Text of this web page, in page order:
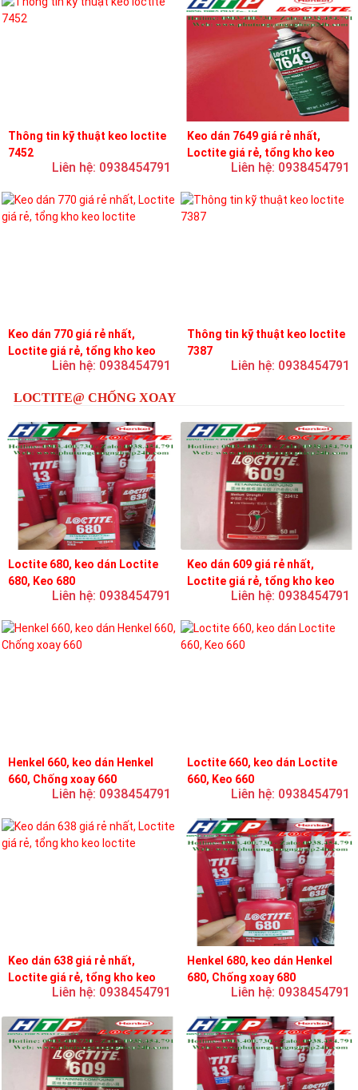
Thông tin kỹ thuật keo loctite
7452
Liên hệ: 0938454791
Keo dán 7649 giá rẻ nhất,
Loctite giá rẻ, tổng kho keo
Liên hệ: 0938454791
Keo dán 770 giá rẻ nhất,
Loctite giá rẻ, tổng kho keo
Liên hệ: 0938454791
Thông tin kỹ thuật keo loctite
7387
Liên hệ: 0938454791
LOCTITE@ CHỐNG XOAY
Loctite 680, keo dán Loctite
680, Keo 680
Liên hệ: 0938454791
Keo dán 609 giá rẻ nhất,
Loctite giá rẻ, tổng kho keo
Liên hệ: 0938454791
Henkel 660, keo dán Henkel
660, Chống xoay 660
Liên hệ: 0938454791
Loctite 660, keo dán Loctite
660, Keo 660
Liên hệ: 0938454791
Keo dán 638 giá rẻ nhất,
Loctite giá rẻ, tổng kho keo
Liên hệ: 0938454791
Henkel 680, keo dán Henkel
680, Chống xoay 680
Liên hệ: 0938454791